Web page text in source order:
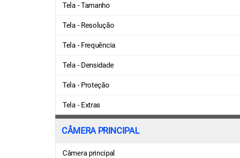
Tela - Tamanho
Tela - Resolução
Tela - Frequência
Tela - Densidade
Tela - Proteção
Tela - Extras
CÂMERA PRINCIPAL
Câmera principal